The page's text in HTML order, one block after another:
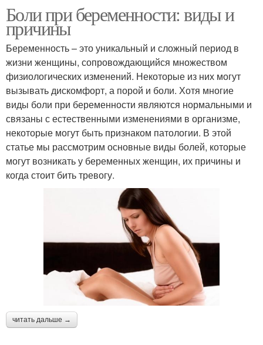
Боли при беременности: виды и
причины
Беременность – это уникальный и сложный период в
жизни женщины, сопровождающийся множеством
физиологических изменений. Некоторые из них могут
вызывать дискомфорт, а порой и боли. Хотя многие
виды боли при беременности являются нормальными и
связаны с естественными изменениями в организме,
некоторые могут быть признаком патологии. В этой
статье мы рассмотрим основные виды болей, которые
могут возникать у беременных женщин, их причины и
когда стоит бить тревогу.
читать дальше →